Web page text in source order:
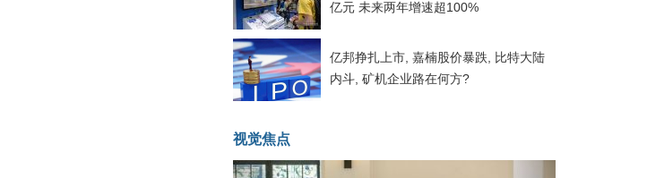
亿元 未来两年增速超100%
亿邦挣扎上市, 嘉楠股价暴跌, 比特大陆
内斗, 矿机企业路在何方?
视觉焦点